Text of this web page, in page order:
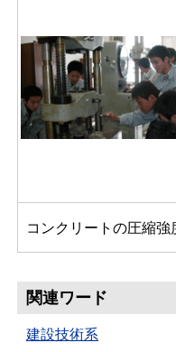
コンクリートの圧縮強
関連ワード
建設技術系